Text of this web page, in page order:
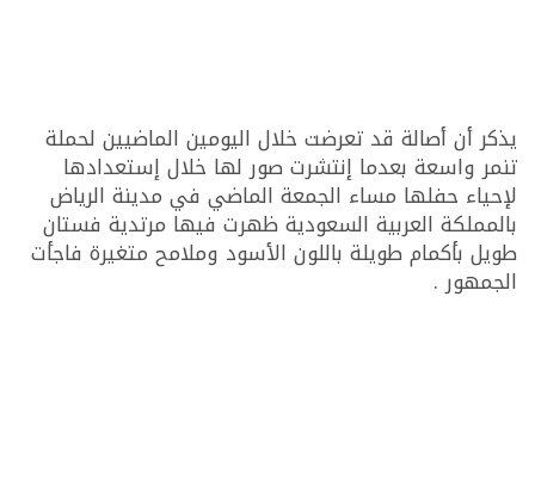
يذكر أن أصالة قد تعرضت خلال اليومين الماضيين لحملة
تنمر واسعة بعدما إنتشرت صور لها خلال إستعدادها
لإحياء حفلها مساء الجمعة الماضي في مدينة الرياض
بالمملكة العربية السعودية ظهرت فيها مرتدية فستان
طويل بأكمام طويلة باللون الأسود وملامح متغيرة فاجأت
الجمهور .